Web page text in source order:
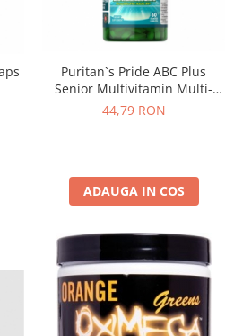
Puritan`s Pride ABC Plus
Senior Multivitamin Multi-
mineral 60 coated caplets
44,79 RON
ADAUGA IN COS